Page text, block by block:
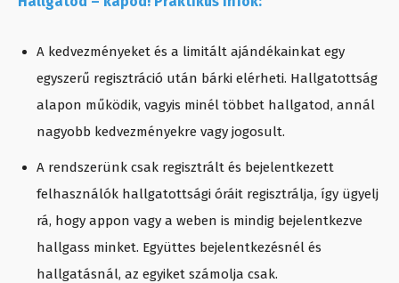
A kedvezményeket és a limitált ajándékainkat egy
egyszerű regisztráció után bárki elérheti. Hallgatottság
alapon működik, vagyis minél többet hallgatod, annál
nagyobb kedvezményekre vagy jogosult.
A rendszerünk csak regisztrált és bejelentkezett
felhasználók hallgatottsági óráit regisztrálja, így ügyelj
rá, hogy appon vagy a weben is mindig bejelentkezve
hallgass minket. Együttes bejelentkezésnél és
hallgatásnál, az egyiket számolja csak.